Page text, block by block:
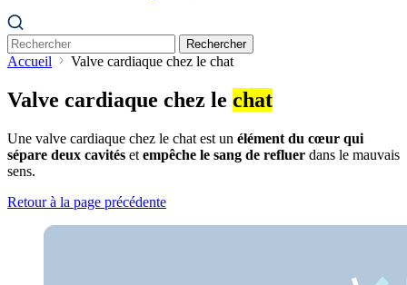
Rechercher
Accueil Valve cardiaque chez le chat
Valve cardiaque chez le chat
Une valve cardiaque chez le chat est un élément du cœur qui
sépare deux cavités et empêche le sang de refluer dans le mauvais
sens.
Retour à la page précédente